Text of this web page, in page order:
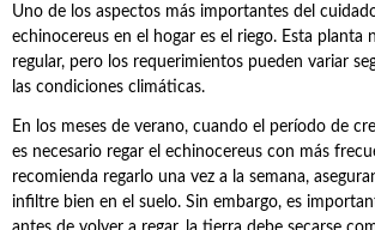
Uno de los aspectos más importantes del
echinocereus en el hogar es el riego. Esta planta
regular, pero los requerimientos pueden variar
las condiciones climáticas.
En los meses de verano, cuando el período de
es necesario regar el echinocereus con más
recomienda regarlo una vez a la semana,
infiltre bien en el suelo. Sin embargo, es